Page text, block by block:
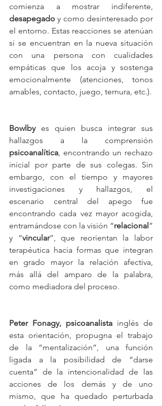
desapegado y como desinteresado por
el entorno. Estas reacciones se atenúan
si se encuentran en la nueva situación
con una persona con cualidades
empáticas que los acoja y sostenga
emocionalmente (atenciones, tonos
amables, contacto, juego, ternura, etc.).
Bowlby es quien busca integrar sus
psicoanalítica, encontrando un rechazo
inicial por parte de sus colegas. Sin
embargo, con el tiempo y mayores
investigaciones y hallazgos, el
escenario central del apego fue
encontrando cada vez mayor acogida,
entramándose con la visión “relacional”
y “vincular”, que reorientan la labor
terapéutica hacia formas que integran
en grado mayor la relación afectiva,
más allá del amparo de la palabra,
como mediadora del proceso.
Peter Fonagy, psicoanalista inglés de
esta orientación, propugna el trabajo
de la “mentalización”, una función
ligada a la posibilidad de “darse
cuenta” de la intencionalidad de las
acciones de los demás y de uno
mismo, que ha quedado perturbada